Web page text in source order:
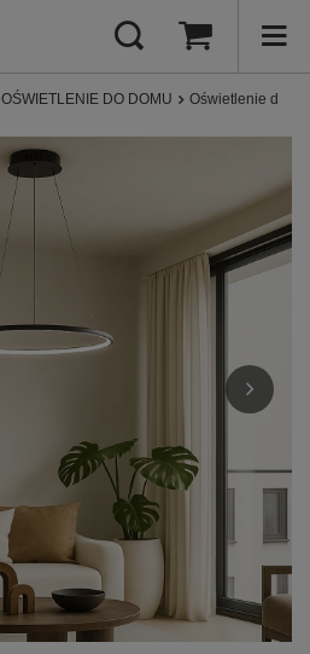
OŚWIETLENIE DO DOMU Oświetlenie do